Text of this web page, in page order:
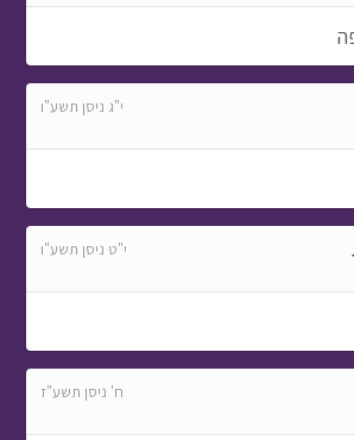
י"ג ניסן תשע"ו
י"ט ניסן תשע"ו
ח' ניסן תשע"ז